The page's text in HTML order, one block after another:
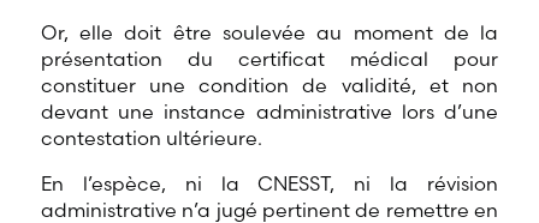
Or, elle doit être soulevée au moment de la
présentation du certificat médical pour
constituer une condition de validité, et non
devant une instance administrative lors d’une
contestation ultérieure.
En l’espèce, ni la CNESST, ni la révision
administrative n’a jugé pertinent de remettre en